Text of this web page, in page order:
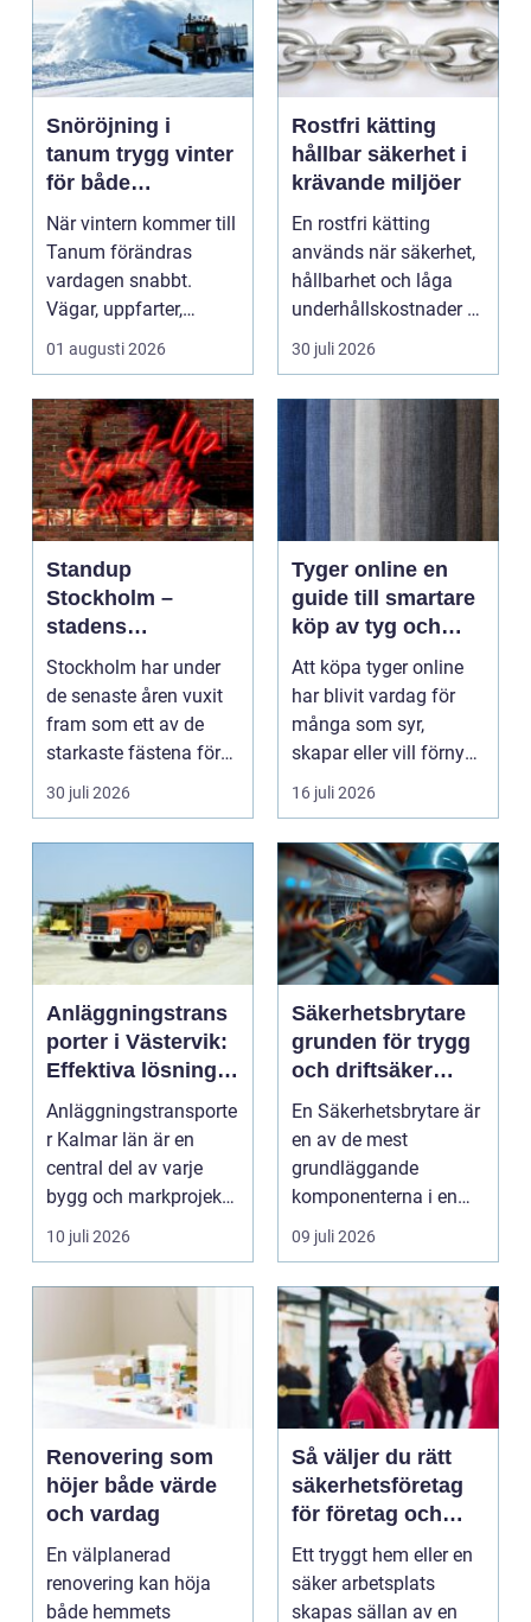
Snöröjning i
tanum trygg vinter
för både
privatpersoner och
företag
När vintern kommer till
Tanum förändras
vardagen snabbt.
Vägar, uppfarter,
parkeringar och
gångvägar...
01 augusti 2026
Rostfri kätting
hållbar säkerhet i
krävande miljöer
En rostfri kätting
används när säkerhet,
hållbarhet och låga
underhållskostnader är
viktigare än läg...
30 juli 2026
Standup
Stockholm –
stadens
vardagsrum för
skratt
Stockholm har under
de senaste åren vuxit
fram som ett av de
starkaste fästena för
s...
30 juli 2026
Tyger online en
guide till smartare
köp av tyg och
hemtextil
Att köpa tyger online
har blivit vardag för
många som syr,
skapar eller vill förnya
hemmet utan att ...
16 juli 2026
Anläggningstrans
porter i Västervik:
Effektiva lösningar
för bygg och
markarbete
Anläggningstransporte
r Kalmar län är en
central del av varje
bygg och markprojekt i
o...
10 juli 2026
Säkerhetsbrytare
grunden för trygg
och driftsäker
elinstallation
En Säkerhetsbrytare är
en av de mest
grundläggande
komponenterna i en
trygg elanläggning,
oavsett om...
09 juli 2026
Renovering som
höjer både värde
och vardag
En välplanerad
renovering kan höja
både hemmets
Så väljer du rätt
säkerhetsföretag
för företag och
bostadsrättsföreni
ng
Ett tryggt hem eller en
säker arbetsplats
skapas sällan av en